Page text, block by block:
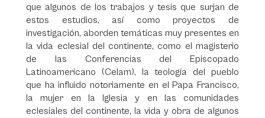
que algunos de los trabajos y tesis que surjan de
estos estudios, así como proyectos de
investigación, aborden temáticas muy presentes en
la vida eclesial del continente, como el magisterio
de las Conferencias del Episcopado
Latinoamericano (Celam), la teología del pueblo
que ha influido notoriamente en el Papa Francisco,
la mujer en la Iglesia y en las comunidades
eclesiales del continente, la vida y obra de algunos